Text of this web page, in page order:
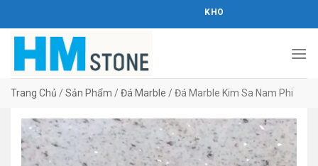
qua
KHO ĐÁ HOÀNG MINH STONE
Trang Chủ / Sản Phẩm / Đá Marble / Đá Marble Kim Sa Nam Phi